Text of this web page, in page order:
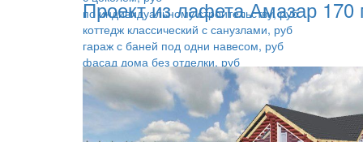
по индивидуальному строительству, руб
коттедж классический с санузлами, руб
гараж с баней под одни навесом, руб
фасад дома без отделки, руб
с котельной, руб
в европейском, английском образе, руб
получить большой проект: несколько спалень и
с крышей необычной формы, руб
Проект из лафета Амазар 170